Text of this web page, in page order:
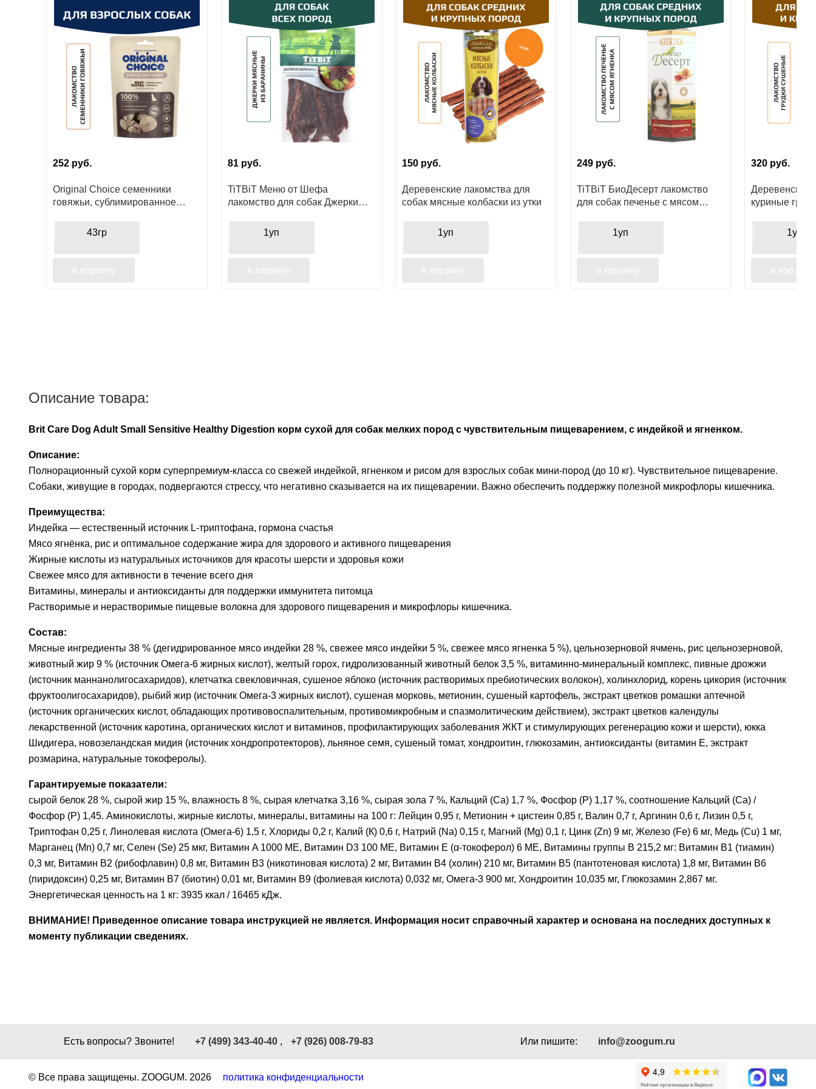
252 руб.
Original Choice семенники
говяжьи, сублимированное
43гр
81руб.
TiTBiT Меню от Шефа
лакомство для собак Джерки
поощрения
1уп
150 руб.
Деревенские лакомства для
собак мясные колбаски из утки
1уп
249руб.
TiTBiT БиоДесерт лакомство
для собак печенье с мясом
1уп
320 руб.
Деревенские
куриные
1уп
Описание товара:
Brit Care Dog Adult Small Sensitive Healthy Digestion корм сухой для собак мелких пород с чувствительным пищеварением, с индейкой и ягненком.
Описание:
Полнорационный сухой корм суперпремиум-класса со свежей индейкой, ягненком и рисом для взрослых собак мини-пород (до 10 кг). Чувствительное пищеварение.
Собаки, живущие в городах, подвергаются стрессу, что негативно сказывается на их пищеварении. Важно обеспечить поддержку полезной микрофлоры кишечника.
Преимущества:
Индейка — естественный источник L-триптофана, гормона счастья
Мясо ягнёнка, рис и оптимальное содержание жира для здорового и активного пищеварения
Жирные кислоты из натуральных источников для красоты шерсти и здоровья кожи
Свежее мясо для активности в течение всего дня
Витамины, минералы и антиоксиданты для поддержки иммунитета питомца
Растворимые и нерастворимые пищевые волокна для здорового пищеварения и микрофлоры кишечника.
Состав:
Мясные ингредиенты 38 % (дегидрированное мясо индейки 28 %, свежее мясо индейки 5 %, свежее мясо ягненка 5 %), цельнозерновой ячмень, рис цельнозерновой,
животный жир 9 % (источник Омега-6 жирных кислот), желтый горох, гидролизованный животный белок 3,5 %, витаминно-минеральный комплекс, пивные дрожжи
(источник маннанолигосахаридов), клетчатка свекловичная, сушеное яблоко (источник растворимых пребиотических волокон), холинхлорид, корень цикория (источник
фруктоолигосахаридов), рыбий жир (источник Омега-3 жирных кислот), сушеная морковь, метионин, сушеный картофель, экстракт цветков ромашки аптечной
(источник органических кислот, обладающих противовоспалительным, противомикробным и спазмолитическим действием), экстракт цветков календулы
лекарственной (источник каротина, органических кислот и витаминов, профилактирующих заболевания ЖКТ и стимулирующих регенерацию кожи и шерсти), юкка
Шидигера, новозеландская мидия (источник хондропротекторов), льняное семя, сушеный томат, хондроитин, глюкозамин, антиоксиданты (витамин Е, экстракт
розмарина, натуральные токоферолы).
Гарантируемые показатели:
сырой белок 28 %, сырой жир 15 %, влажность 8 %, сырая клетчатка 3,16 %, сырая зола 7 %, Кальций (Ca) 1,7 %, Фосфор (P) 1,17 %, соотношение Кальций (Ca) /
Фосфор (P) 1,45. Аминокислоты, жирные кислоты, минералы, витамины на 100 г: Лейцин 0,95 г, Метионин + цистеин 0,85 г, Валин 0,7 г, Аргинин 0,6 г, Лизин 0,5 г,
Триптофан 0,25 г, Линолевая кислота (Омега-6) 1,5 г, Хлориды 0,2 г, Калий (К) 0,6 г, Натрий (Na) 0,15 г, Магний (Mg) 0,1 г, Цинк (Zn) 9 мг, Железо (Fe) 6 мг, Медь (Cu) 1 мг,
Марганец (Mn) 0,7 мг, Селен (Se) 25 мкг, Витамин A 1000 МЕ, Витамин D3 100 МЕ, Витамин E (α-токоферол) 6 МЕ, Витамины группы В 215,2 мг: Витамин В1 (тиамин)
0,3 мг, Витамин В2 (рибофлавин) 0,8 мг, Витамин В3 (никотиновая кислота) 2 мг, Витамин В4 (холин) 210 мг, Витамин В5 (пантотеновая кислота) 1,8 мг, Витамин В6
(пиридоксин) 0,25 мг, Витамин В7 (биотин) 0,01 мг, Витамин В9 (фолиевая кислота) 0,032 мг, Омега-3 900 мг, Хондроитин 10,035 мг, Глюкозамин 2,867 мг.
Энергетическая ценность на 1 кг: 3935 ккал / 16465 кДж.
ВНИМАНИЕ! Приведенное описание товара инструкцией не является. Информация носит справочный характер и основана на последних доступных к
моменту публикации сведениях.
Есть вопросы? Звоните! +7 (499) 343-40-40 , +7 (926) 008-79-83 Или пишите: info@zoogum.ru
© Все права защищены. ZOOGUM. 2026 политика конфиденциальности